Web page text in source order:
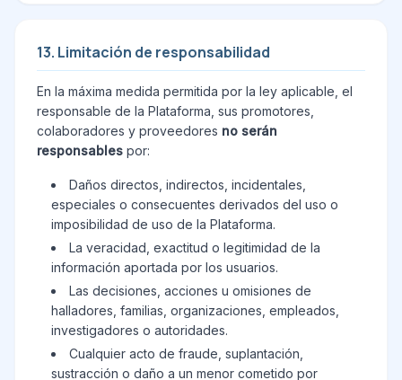
13. Limitación de responsabilidad
En la máxima medida permitida por la ley aplicable, el
responsable de la Plataforma, sus promotores,
colaboradores y proveedores no serán
responsables por:
Daños directos, indirectos, incidentales,
especiales o consecuentes derivados del uso o
imposibilidad de uso de la Plataforma.
La veracidad, exactitud o legitimidad de la
información aportada por los usuarios.
Las decisiones, acciones u omisiones de
halladores, familias, organizaciones, empleados,
investigadores o autoridades.
Cualquier acto de fraude, suplantación,
sustracción o daño a un menor cometido por